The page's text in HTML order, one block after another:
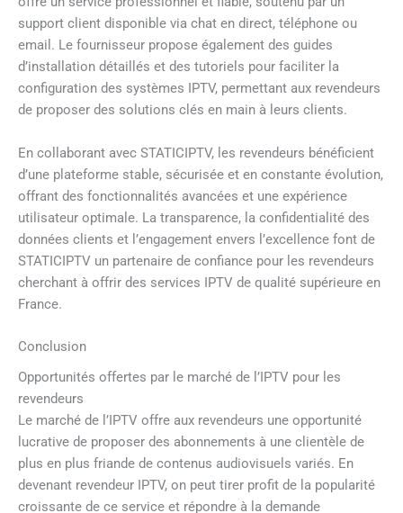
support client disponible via chat en direct, téléphone ou
email. Le fournisseur propose également des guides
d’installation détaillés et des tutoriels pour faciliter la
configuration des systèmes IPTV, permettant aux revendeurs
de proposer des solutions clés en main à leurs clients.
En collaborant avec STATICIPTV, les revendeurs bénéficient
d’une plateforme stable, sécurisée et en constante évolution,
offrant des fonctionnalités avancées et une expérience
utilisateur optimale. La transparence, la confidentialité des
données clients et l’engagement envers l’excellence font de
STATICIPTV un partenaire de confiance pour les revendeurs
cherchant à offrir des services IPTV de qualité supérieure en
France.
Conclusion
Opportunités offertes par le marché de l’IPTV pour les
revendeurs
Le marché de l’IPTV offre aux revendeurs une opportunité
lucrative de proposer des abonnements à une clientèle de
plus en plus friande de contenus audiovisuels variés. En
devenant revendeur IPTV, on peut tirer profit de la popularité
croissante de ce service et répondre à la demande